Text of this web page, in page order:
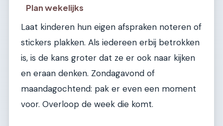
Plan wekelijks
Laat kinderen hun eigen afspraken noteren of
stickers plakken. Als iedereen erbij betrokken
is, is de kans groter dat ze er ook naar kijken
en eraan denken. Zondagavond of
maandagochtend: pak er even een moment
voor. Overloop de week die komt.